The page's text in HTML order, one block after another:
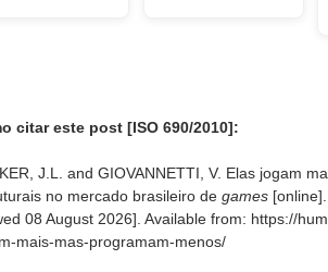
citar este post [ISO 690/2010]:
J.L. and GIOVANNETTI, V. Elas jogam
no mercado brasileiro de games [online].
08 August 2026]. Available from: https://
mais-mas-programam-menos/